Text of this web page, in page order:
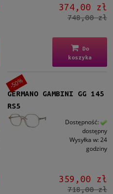
374,00 zł
748,00 zł
Do
koszyka
GERMANO GAMBINI GG 145
RS5
Dostępność:
dostępny
Wysyłka w: 24
godziny
359,00 zł
718,00 zł
-50%